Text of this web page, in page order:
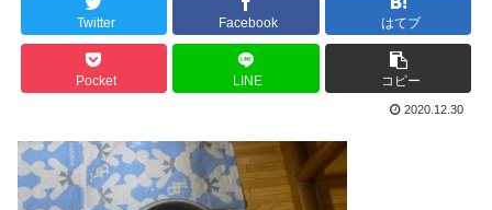
Twitter Facebook はてブ
Pocket LINE コピー
2020.12.30